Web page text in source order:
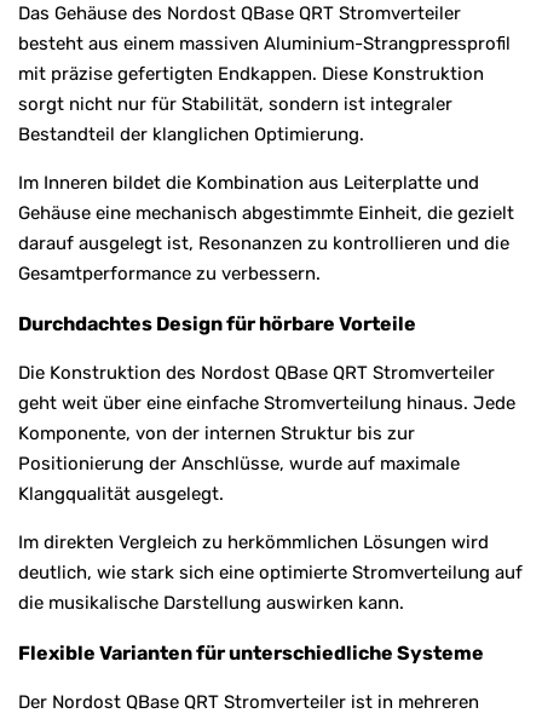
Das Gehäuse des Nordost QBase QRT Stromverteiler
besteht aus einem massiven Aluminium-Strangpressprofil
mit präzise gefertigten Endkappen. Diese Konstruktion
sorgt nicht nur für Stabilität, sondern ist integraler
Bestandteil der klanglichen Optimierung.
Im Inneren bildet die Kombination aus Leiterplatte und
Gehäuse eine mechanisch abgestimmte Einheit, die gezielt
darauf ausgelegt ist, Resonanzen zu kontrollieren und die
Gesamtperformance zu verbessern.
Durchdachtes Design für hörbare Vorteile
Die Konstruktion des Nordost QBase QRT Stromverteiler
geht weit über eine einfache Stromverteilung hinaus. Jede
Komponente, von der internen Struktur bis zur
Positionierung der Anschlüsse, wurde auf maximale
Klangqualität ausgelegt.
Im direkten Vergleich zu herkömmlichen Lösungen wird
deutlich, wie stark sich eine optimierte Stromverteilung auf
die musikalische Darstellung auswirken kann.
Flexible Varianten für unterschiedliche Systeme
Der Nordost QBase QRT Stromverteiler ist in mehreren